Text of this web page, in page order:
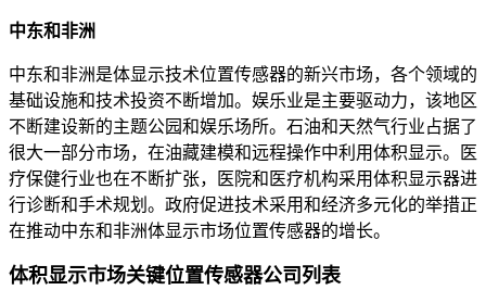
中东和非洲
中东和非洲是体显示技术位置传感器的新兴市场，各个领域的
基础设施和技术投资不断增加。娱乐业是主要驱动力，该地区
不断建设新的主题公园和娱乐场所。石油和天然气行业占据了
很大一部分市场，在油藏建模和远程操作中利用体积显示。医
疗保健行业也在不断扩张，医院和医疗机构采用体积显示器进
行诊断和手术规划。政府促进技术采用和经济多元化的举措正
在推动中东和非洲体显示市场位置传感器的增长。
体积显示市场关键位置传感器公司列表